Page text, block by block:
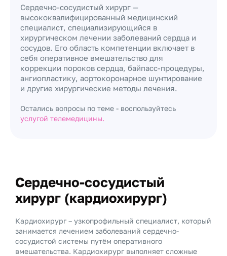
Сердечно-сосудистый хирург —
высококвалифицированный медицинский
специалист, специализирующийся в
хирургическом лечении заболеваний сердца и
сосудов. Его область компетенции включает в
себя оперативное вмешательство для
коррекции пороков сердца, байпасс-процедуры,
ангиопластику, аортокоронарное шунтирование
и другие хирургические методы лечения.
Остались вопросы по теме - воспользуйтесь
услугой телемедицины.
Сердечно-сосудистый
хирург (кардиохирург)
Кардиохирург – узкопрофильный специалист, который
занимается лечением заболеваний сердечно-
сосудистой системы путём оперативного
вмешательства. Кардиохирург выполняет сложные